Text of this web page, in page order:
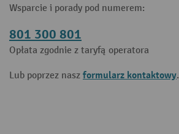
Wsparcie i porady pod numerem:
801 300 801
Opłata zgodnie z taryfą operatora
Lub poprzez nasz formularz kontaktowy.